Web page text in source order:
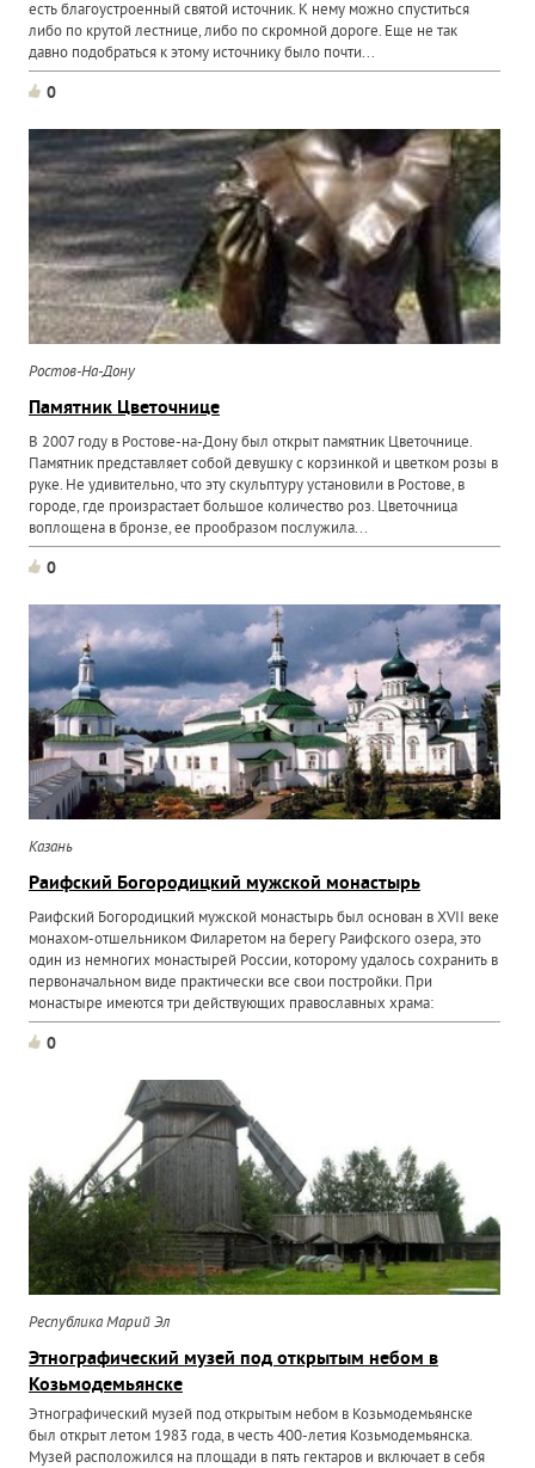
есть благоустроенный святой источник. К нему можно спуститься
либо по крутой лестнице, либо по скромной дороге. Еще не так
давно подобраться к этому источнику было почти...
0
Ростов-На-Дону
Памятник Цветочнице
В 2007 году в Ростове-на-Дону был открыт памятник Цветочнице.
Памятник представляет собой девушку с корзинкой и цветком розы в
руке. Не удивительно, что эту скульптуру установили в Ростове, в
городе, где произрастает большое количество роз. Цветочница
воплощена в бронзе, ее прообразом послужила...
0
Казань
Раифский Богородицкий мужской монастырь
Раифский Богородицкий мужской монастырь был основан в XVII веке
монахом-отшельником Филаретом на берегу Раифского озера, это
один из немногих монастырей России, которому удалось сохранить в
первоначальном виде практически все свои постройки. При
монастыре имеются три действующих православных храма:
0
Республика Марий Эл
Этнографический музей под открытым небом в
Козьмодемьянске
Этнографический музей под открытым небом в Козьмодемьянске
был открыт летом 1983 года, в честь 400-летия Козьмодемьянска.
Музей расположился на площади в пять гектаров и включает в себя